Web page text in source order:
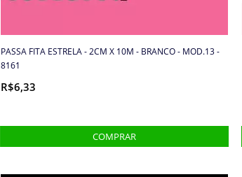
PASSA FITA ESTRELA - 2CM X 10M - BRANCO - MOD.13 -
8161
R$6,33